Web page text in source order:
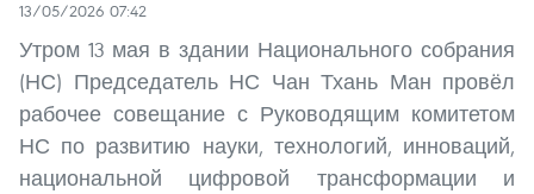
13/05/2026 07:42
Утром 13 мая в здании Национального собрания
(НС) Председатель НС Чан Тхань Ман провёл
рабочее совещание с Руководящим комитетом
НС по развитию науки, технологий, инноваций,
национальной цифровой трансформации и